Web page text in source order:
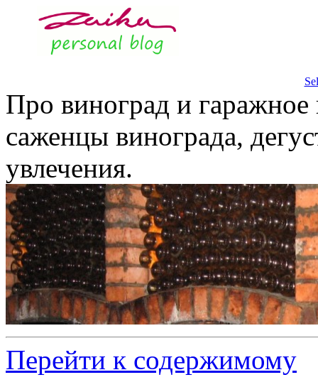
Про виноград и
саженцы винограда,
увлечения.
Перейти к содержимому